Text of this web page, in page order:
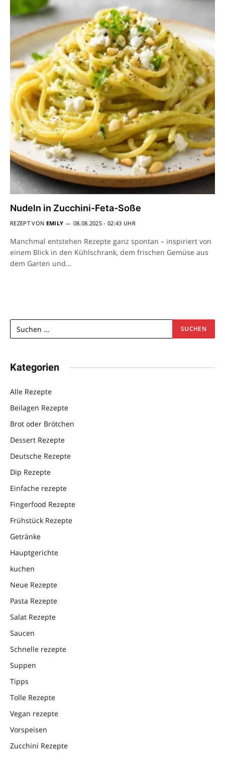
Nudeln in Zucchini-Feta-Soße
REZEPT VON EMILY 08.08.2025 - 02:43 UHR
Manchmal entstehen Rezepte ganz spontan – inspiriert von
einem Blick in den Kühlschrank, dem frischen Gemüse aus
dem Garten und…
Kategorien
Alle Rezepte
Beilagen Rezepte
Brot oder Brötchen
Dessert Rezepte
Deutsche Rezepte
Dip Rezepte
Einfache rezepte
Fingerfood Rezepte
Frühstück Rezepte
Getränke
Hauptgerichte
kuchen
Neue Rezepte
Pasta Rezepte
Salat Rezepte
Saucen
Schnelle rezepte
Suppen
Tipps
Tolle Rezepte
Vegan rezepte
Vorspeisen
Zucchini Rezepte